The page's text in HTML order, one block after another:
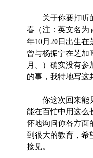
关于你要打听的
春（注：英文名为
年10月20日出生在
曾与杨振宁在芝加
月。）确实没有参
的事，我特地写这
你这次回来能见
能在百忙中用这么
怀地询问你各方面
到很大的教育，希
接见。